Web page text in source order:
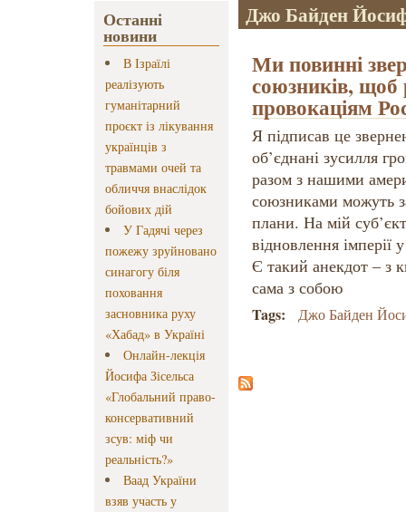
Останні
новини
В Ізраїлі
реалізують
гуманітарний
проєкт із лікування
українців з
травмами очей та
обличчя внаслідок
бойових дій
У Гадячі через
пожежу зруйновано
синагогу біля
поховання
засновника руху
«Хабад» в Україні
Онлайн-лекція
Йосифа Зісельса
«Глобальний право-
консервативний
зсув: міф чи
реальність?»
Ваад України
взяв участь у
Джо Байден
Ми повинні
союзників, щоб
провокаціям
Я підписав це
об’єднані зусилля
разом з нашими
союзниками можуть
плани. На мій
відновлення імперії
Є такий анекдот – з
сама з собою
Tags: Джо Байден